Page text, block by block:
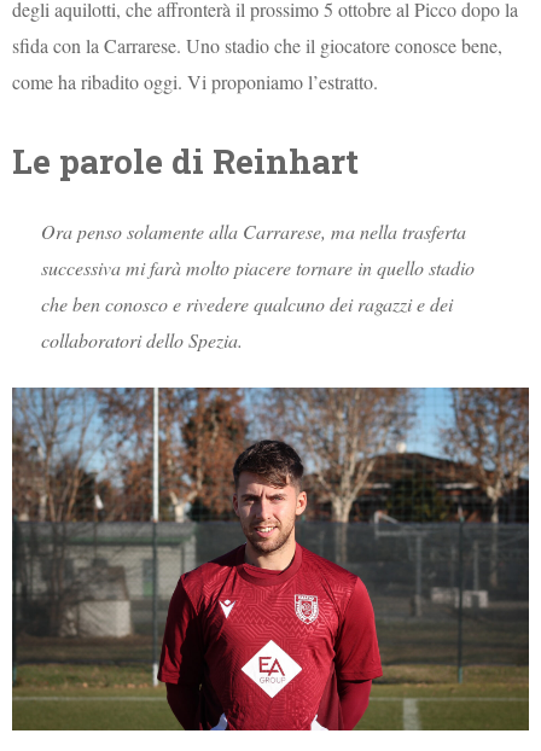
degli aquilotti, che affronterà il prossimo 5 ottobre al Picco dopo la
sfida con la Carrarese. Uno stadio che il giocatore conosce bene,
come ha ribadito oggi. Vi proponiamo l’estratto.
Le parole di Reinhart
Ora penso solamente alla Carrarese, ma nella trasferta
successiva mi farà molto piacere tornare in quello stadio
che ben conosco e rivedere qualcuno dei ragazzi e dei
collaboratori dello Spezia.